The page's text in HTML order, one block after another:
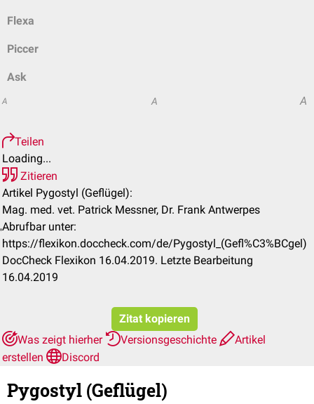
Flexa
Piccer
Ask
A A A
Teilen
Loading...
Zitieren
Artikel Pygostyl (Geflügel):
Mag. med. vet. Patrick Messner, Dr. Frank Antwerpes
Abrufbar unter:
https://flexikon.doccheck.com/de/Pygostyl_(Gefl%C3%BCgel)
DocCheck Flexikon 16.04.2019. Letzte Bearbeitung
16.04.2019
Zitat kopieren
Was zeigt hierher
Versionsgeschichte
Artikel
erstellen
Discord
Pygostyl (Geflügel)